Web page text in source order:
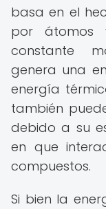
basa en el
por átomos
constante
genera una
energía
también
debido a su
en que
compuestos.
Si bien la